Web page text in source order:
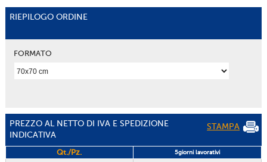
RIEPILOGO ORDINE
FORMATO
PREZZO AL NETTO DI IVA E SPEDIZIONE
INDICATIVA
STAMPA
Qt./Pz. 5giorni lavorativi